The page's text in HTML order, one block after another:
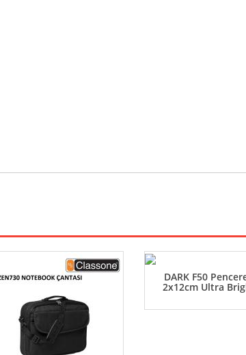
DARK F50
2x12cm Ultra